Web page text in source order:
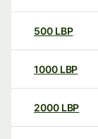
500 LBP
1000 LBP
2000 LBP